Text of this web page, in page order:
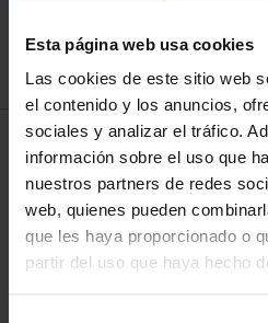
Esta página web usa cookies
Las cookies de este sitio web
el contenido y los anuncios,
sociales y analizar el tráfico.
información sobre el uso que
nuestros partners de redes
web, quienes pueden
que les haya proporcionado o
partir del uso que haya hecho
REFINAR
4 Productos encontrados